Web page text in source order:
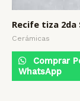
Recife tiza 2da
Cerámicas
Comprar
WhatsApp